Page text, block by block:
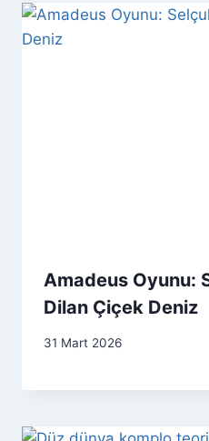
Amadeus Oyunu:
Dilan Çiçek Deniz
31 Mart 2026